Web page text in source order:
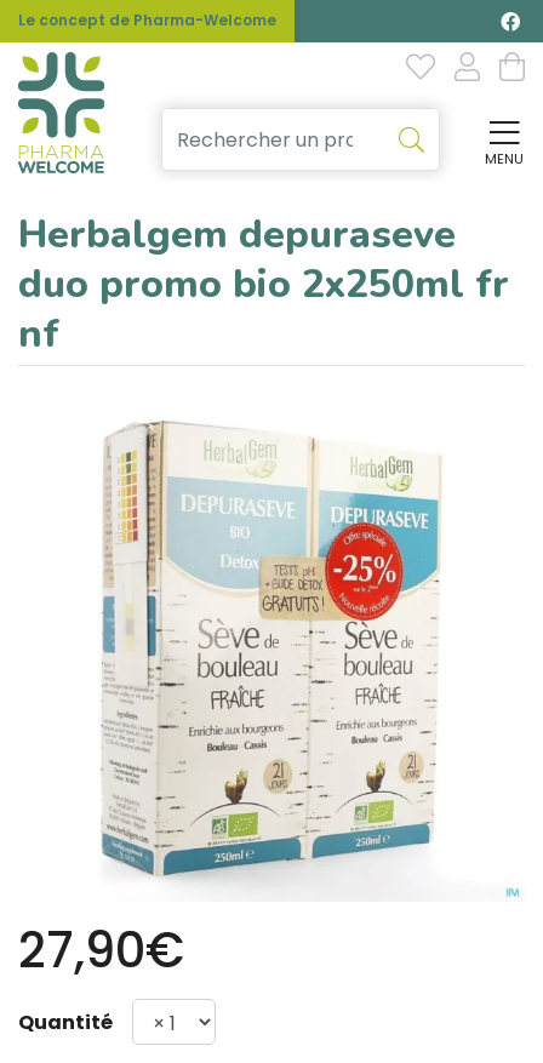
Le concept de Pharma-Welcome
MENU
Herbalgem depuraseve
duo promo bio 2x250ml fr
nf
27,90€
Quantité